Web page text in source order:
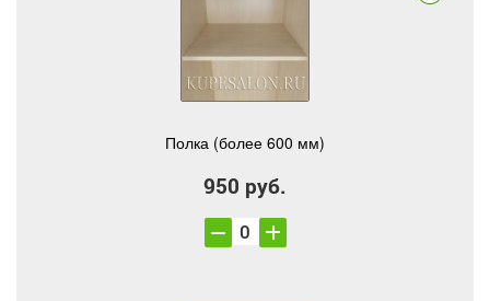
Полка (более 600 мм)
950 руб.